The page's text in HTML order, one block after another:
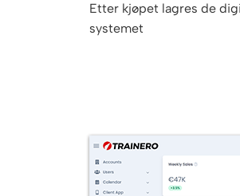
Etter kjøpet lagres de
systemet